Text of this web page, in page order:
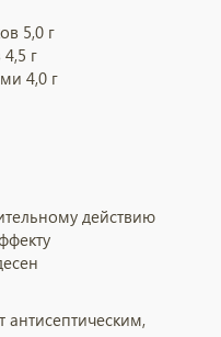
5,0 г
г
4,0 г
действию
антисептическим,